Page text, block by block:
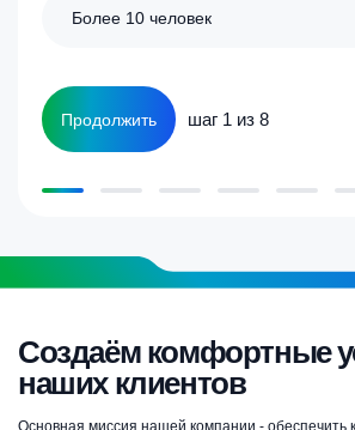
Более 10 человек
Продолжить шаг 1 из 8
Создаём комфортные
наших клиентов
Основная миссия нашей компании - обеспечить